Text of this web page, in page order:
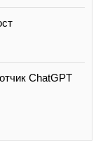
ChatGPT